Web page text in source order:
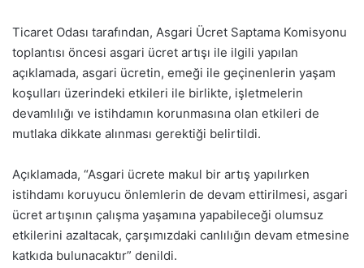
Ticaret Odası tarafından, Asgari Ücret Saptama Komisyonu
toplantısı öncesi asgari ücret artışı ile ilgili yapılan
açıklamada, asgari ücretin, emeği ile geçinenlerin yaşam
koşulları üzerindeki etkileri ile birlikte, işletmelerin
devamlılığı ve istihdamın korunmasına olan etkileri de
mutlaka dikkate alınması gerektiği belirtildi.
Açıklamada, “Asgari ücrete makul bir artış yapılırken
istihdamı koruyucu önlemlerin de devam ettirilmesi, asgari
ücret artışının çalışma yaşamına yapabileceği olumsuz
etkilerini azaltacak, çarşımızdaki canlılığın devam etmesine
katkıda bulunacaktır” denildi.